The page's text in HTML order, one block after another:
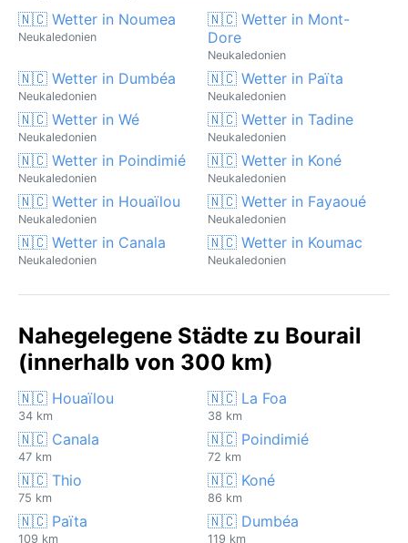
🇳🇨 Wetter in Noumea
Neukaledonien
🇳🇨 Wetter in Mont-
Dore
Neukaledonien
🇳🇨 Wetter in Dumbéa
Neukaledonien
🇳🇨 Wetter in Païta
Neukaledonien
🇳🇨 Wetter in Wé
Neukaledonien
🇳🇨 Wetter in Tadine
Neukaledonien
🇳🇨 Wetter in Poindimié
Neukaledonien
🇳🇨 Wetter in Koné
Neukaledonien
🇳🇨 Wetter in Houaïlou
Neukaledonien
🇳🇨 Wetter in Fayaoué
Neukaledonien
🇳🇨 Wetter in Canala
Neukaledonien
🇳🇨 Wetter in Koumac
Neukaledonien
Nahegelegene Städte zu Bourail
(innerhalb von 300 km)
🇳🇨 Houaïlou
34 km
🇳🇨 La Foa
38 km
🇳🇨 Canala
47 km
🇳🇨 Poindimié
72 km
🇳🇨 Thio
75 km
🇳🇨 Koné
86 km
🇳🇨 Païta
109 km
🇳🇨 Dumbéa
119 km